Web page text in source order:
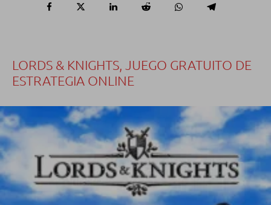
LORDS & KNIGHTS, JUEGO GRATUITO DE
ESTRATEGIA ONLINE